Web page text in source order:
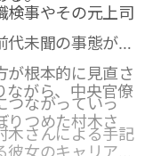
検事やその元上司
代未聞の事態が起
が根本的に見直さ
つながっていっ
木さんによる手記
ながら、中央官僚
りつめた村木さ
彼女のキャリア